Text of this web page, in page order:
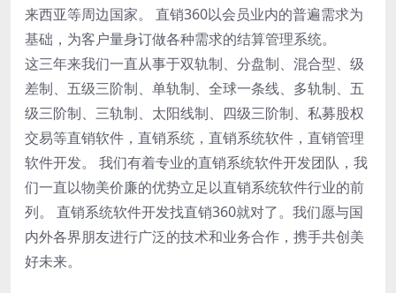
来西亚等周边国家。 直销360以会员业内的普遍需求为
基础，为客户量身订做各种需求的结算管理系统。
这三年来我们一直从事于双轨制、分盘制、混合型、级
差制、五级三阶制、单轨制、全球一条线、多轨制、五
级三阶制、三轨制、太阳线制、四级三阶制、私募股权
交易等直销软件，直销系统，直销系统软件，直销管理
软件开发。 我们有着专业的直销系统软件开发团队，我
们一直以物美价廉的优势立足以直销系统软件行业的前
列。 直销系统软件开发找直销360就对了。我们愿与国
内外各界朋友进行广泛的技术和业务合作，携手共创美
好未来。